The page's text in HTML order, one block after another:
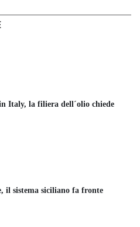
Italy, la filiera dell´olio chiede
il sistema siciliano fa fronte